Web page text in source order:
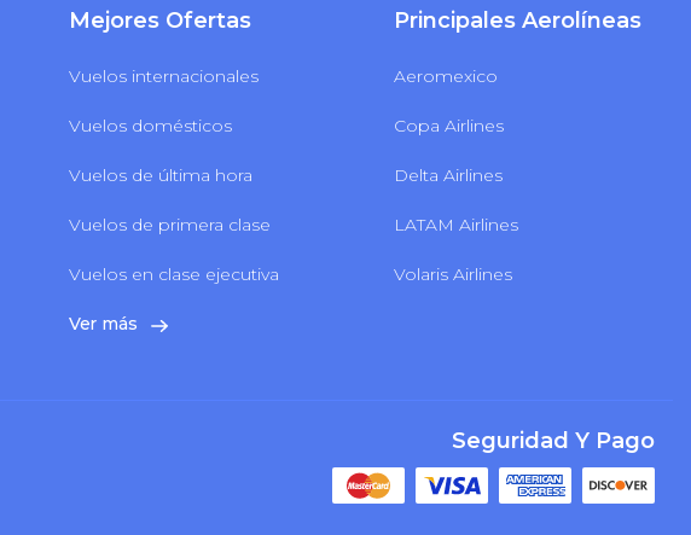
Mejores Ofertas
Vuelos internacionales
Vuelos domésticos
Vuelos de última hora
Vuelos de primera clase
Vuelos en clase ejecutiva
Ver más
Principales Aerolíneas
Aeromexico
Copa Airlines
Delta Airlines
LATAM Airlines
Volaris Airlines
Seguridad Y Pago